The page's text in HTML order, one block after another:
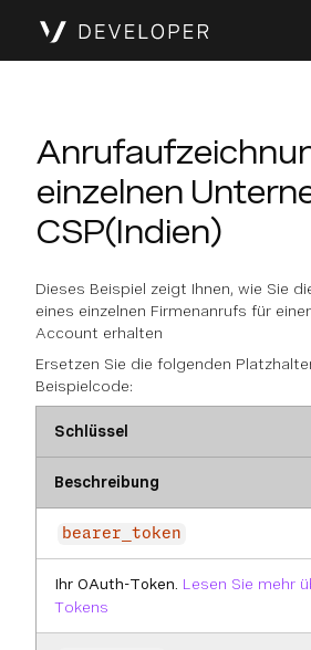
einzelnen
CSP(Indien)
Dieses Beispiel zeigt Ihnen, wie Sie
eines einzelnen Firmenanrufs für
Account erhalten
Ersetzen Sie die folgenden
Beispielcode:
Schlüssel
Beschreibung
bearer_token
Ihr OAuth-Token. Lesen Sie mehr
Tokens